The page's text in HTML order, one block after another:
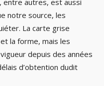
entre autres, est aussi
notre source, les
La carte grise
la forme, mais les
depuis des années
d’obtention dudit